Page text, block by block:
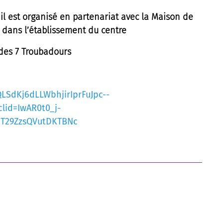
est organisé en partenariat avec la Maison de
l’établissement du centre
7 Troubadours